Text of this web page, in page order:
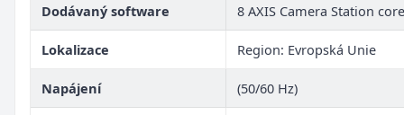
Dodávaný software 8 AXIS Camera Station
Lokalizace Region: Evropská Unie
Napájení (50/60 Hz)